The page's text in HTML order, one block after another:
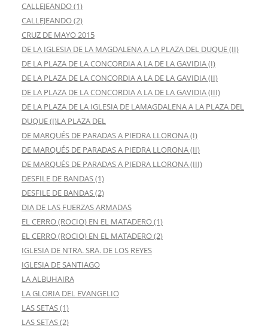
CALLEJEANDO (1)
CALLEJEANDO (2)
CRUZ DE MAYO 2015
DE LA IGLESIA DE LA MAGDALENA A LA PLAZA DEL DUQUE (II)
DE LA PLAZA DE LA CONCORDIA A LA DE LA GAVIDIA (I)
DE LA PLAZA DE LA CONCORDIA A LA DE LA GAVIDIA (II)
DE LA PLAZA DE LA CONCORDIA A LA DE LA GAVIDIA (III)
DE LA PLAZA DE LA IGLESIA DE LAMAGDALENA A LA PLAZA DEL
DUQUE (I)LA PLAZA DEL
DE MARQUÉS DE PARADAS A PIEDRA LLORONA (I)
DE MARQUÉS DE PARADAS A PIEDRA LLORONA (II)
DE MARQUÉS DE PARADAS A PIEDRA LLORONA (III)
DESFILE DE BANDAS (1)
DESFILE DE BANDAS (2)
DIA DE LAS FUERZAS ARMADAS
EL CERRO (ROCIO) EN EL MATADERO (1)
EL CERRO (ROCIO) EN EL MATADERO (2)
IGLESIA DE NTRA. SRA. DE LOS REYES
IGLESIA DE SANTIAGO
LA ALBUHAIRA
LA GLORIA DEL EVANGELIO
LAS SETAS (1)
LAS SETAS (2)